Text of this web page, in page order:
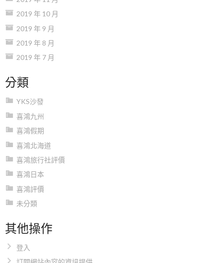
2019 年 10 月
2019 年 9 月
2019 年 8 月
2019 年 7 月
分類
YKS沙發
喜鴻九州
喜鴻假期
喜鴻北海道
喜鴻旅行社評價
喜鴻日本
喜鴻評價
未分類
其他操作
登入